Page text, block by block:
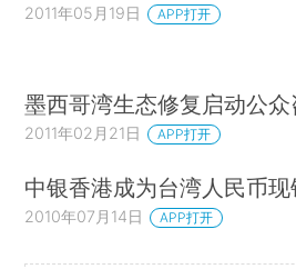
2011年05月19日 APP打开
墨西哥湾生态修复启动公
2011年02月21日 APP打开
中银香港成为台湾人民币
2010年07月14日 APP打开